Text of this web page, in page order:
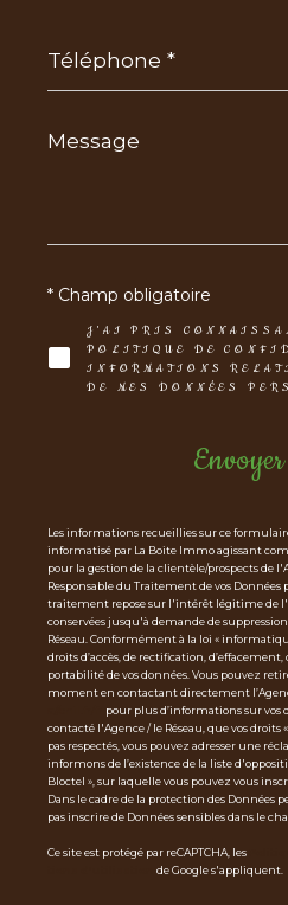
Message
*
J'AI PRIS
POLITIQUE DE
INFORMATIONS
DE MES DONNÉES
* Champ obligatoire
Envoyer
Les informations recueillies sur ce
informatisé par La Boite Immo agissant
pour la gestion de la clientèle/prospects de
Responsable du Traitement de vos Données
traitement repose sur l'intérêt légitime de
conservées jusqu'à demande de
Réseau. Conformément à la loi «
droits d’accès, de rectification,
portabilité de vos données. Vous pouvez
moment en contactant directement
pour plus d’informations sur vos
contacté l'Agence / le Réseau, que vos
pas respectés, vous pouvez adresser une
informons de l’existence de la liste
Bloctel », sur laquelle vous pouvez vous
Dans le cadre de la protection des Données
pas inscrire de Données sensibles dans le
Ce site est protégé par reCAPTCHA, les
de Google s'appliquent.